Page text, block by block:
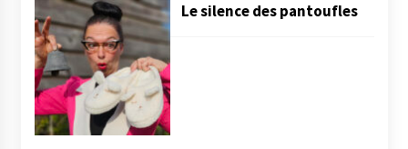
Le silence des pantoufles